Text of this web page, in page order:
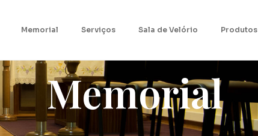
Memorial Serviços Sala de Velório Produtos
Memorial